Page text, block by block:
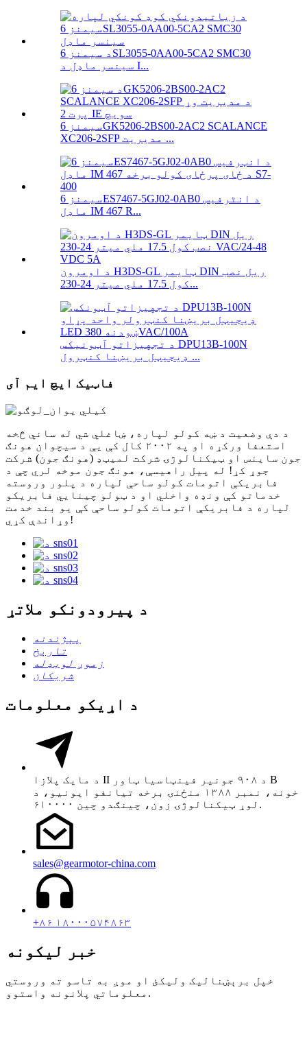
د سیمنز 6SL3055-0AA00-5CA2 SMC30
سینسر ماډل د I...
سیمنز 6GK5206-2BS00-2AC2 SCALANCE
XC206-2SFP مدیریت ...
سیمنز 6ES7467-5GJ02-0AB0 د انٹرفیس
ماډل IM 467 R...
د اومرون H3DS-GL ټایمر DIN ریل نصب
کول 17.5 ملي میتر 24-230...
د تجهیزاتو آټونیکس DPU13B-100N
ډیجیټل بریښنا کنټرول ...
فاټیک ایچ ایم آی
د دې وضعیت د ښه کولو لپاره، ښاغلي شي له ساني څخه
استعفا ورکړه او په ۲۰۰۲ کال کې یې د سیچوان هونګ
جون ساینس او ​​ټیکنالوژۍ شرکت لمیټډ (هونګ جون) شرکت
جوړ کړ! له پیل راهیسې، هونګ جون موخه لري چې د
فابریکې اتومات کولو ساحې لپاره د پلور وروسته
خدماتو کې ونډه واخلي او د ټولو چینایي فابریکو
لپاره د فابریکې اتومات کولو ساحې کې یو بند خدمت
وړاندې کړي!
د پیرودونکو ملاتړ
پېژندنه
تاریخ
زموږ لوبډله
شریکان
د اړیکو معلومات
د مایک پلازا II د ۹۰۸ جونیر فینټاسیا ټاور B
خونه، نمبر ۱۳۸۸ منځنۍ برخه تیانفو ایونیو، د
لوړ ټیکنالوژۍ زون، چینګدو چین ۶۱۰۰۰۰.
sales@gearmotor-china.com
+۸۶ ۱۸۰۰۰۵۷۴۸۶۳
خبر لیکونه
خپل برېښنالیک ولیکئ او موږ به تاسو ته وروستي
معلوماتي پلانونه واستوو.